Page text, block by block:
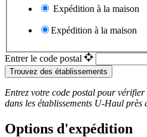
Expédition à la maison
Expédition à la maison
Entrer le code postal
Trouvez des établissements
Entrez votre code postal pour
dans les établissements U-Haul près
Options d'expédition